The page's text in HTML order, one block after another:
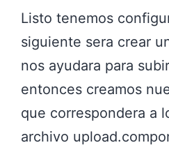
Listo tenemos
siguiente sera crear
nos ayudara para
entonces creamos
que correspondera a
archivo